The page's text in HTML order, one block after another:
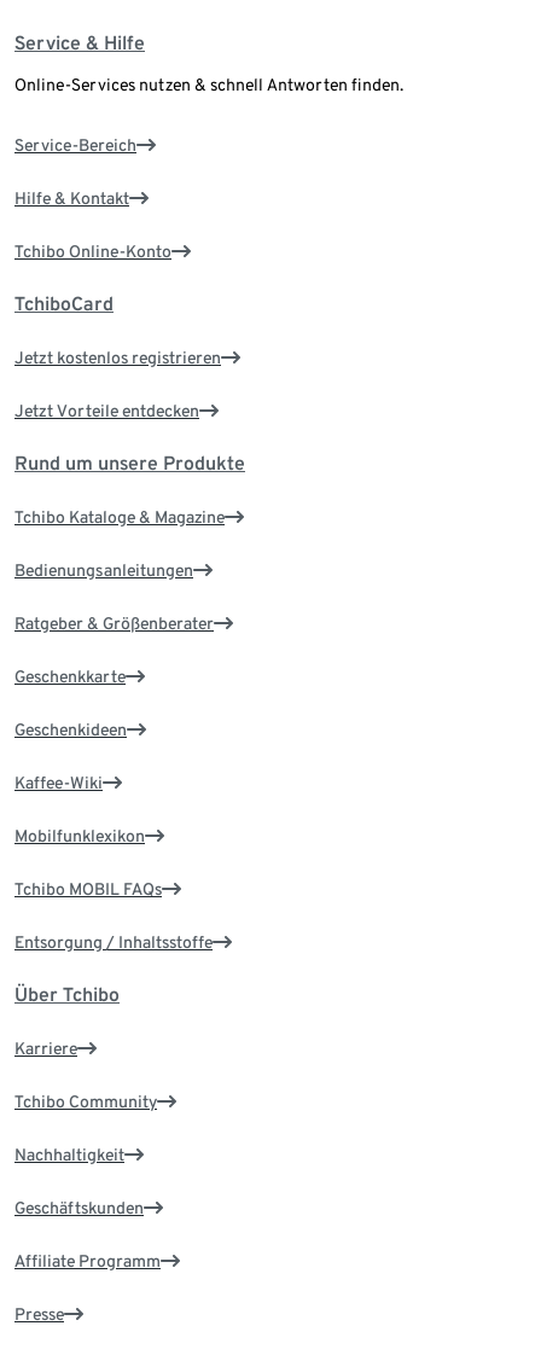
Service & Hilfe
Online-Services nutzen & schnell Antworten finden.
Service-Bereich
Hilfe & Kontakt
Tchibo Online-Konto
TchiboCard
Jetzt kostenlos registrieren
Jetzt Vorteile entdecken
Rund um unsere Produkte
Tchibo Kataloge & Magazine
Bedienungsanleitungen
Ratgeber & Größenberater
Geschenkkarte
Geschenkideen
Kaffee-Wiki
Mobilfunklexikon
Tchibo MOBIL FAQs
Entsorgung / Inhaltsstoffe
Über Tchibo
Karriere
Tchibo Community
Nachhaltigkeit
Geschäftskunden
Affiliate Programm
Presse